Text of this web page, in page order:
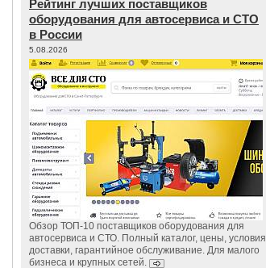
Рейтинг лучших поставщиков
оборудования для автосервиса и СТО
в России
5.08.2026
Обзор ТОП-10 поставщиков оборудования для
автосервиса и СТО. Полный каталог, цены, условия
доставки, гарантийное обслуживание. Для малого
бизнеса и крупных сетей.